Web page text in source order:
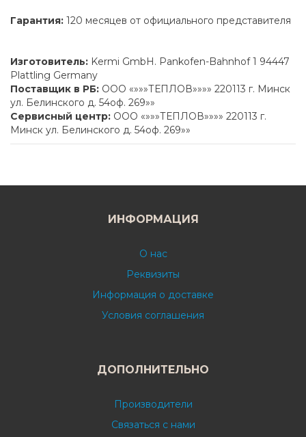
Гарантия: 120 месяцев от официального представителя
Изготовитель: Kermi GmbH. Pankofen-Bahnhof 1 94447
Plattling Germany
Поставщик в РБ: ООО «»»»ТЕПЛОВ»»»» 220113 г. Минск
ул. Белинского д. 54оф. 269»»
Сервисный центр: ООО «»»»ТЕПЛОВ»»»» 220113 г.
Минск ул. Белинского д. 54оф. 269»»
ИНФОРМАЦИЯ
О нас
Реквизиты
Информация о доставке
Условия соглашения
ДОПОЛНИТЕЛЬНО
Производители
Связаться с нами